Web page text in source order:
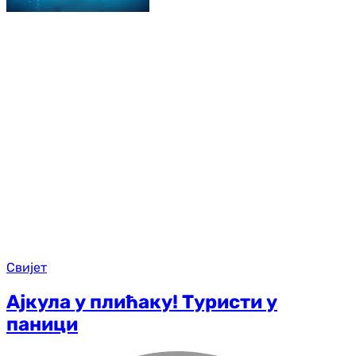
Свијет
Ајкула у плићаку! Туристи у
паници